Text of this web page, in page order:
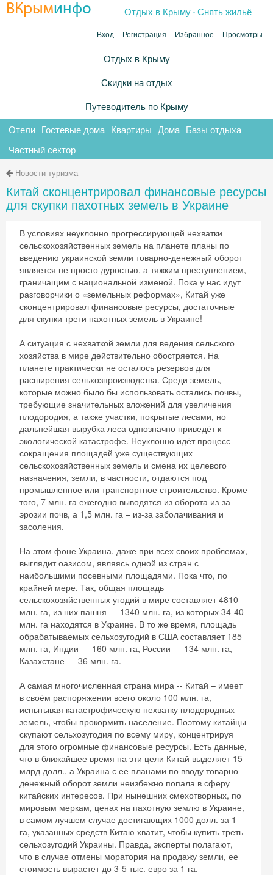
ВКрыминфо Отдых в Крыму .Снять жильё
Вход Регистрация Избранное Просмотры
Отдых в Крыму
Скидки на отдых
Путеводитель по Крыму
Отели Гостевые дома Квартиры Дома Базы отдыха
Частный сектор
Новости туризма
Китай сконцентрировал финансовые ресурсы
для скупки пахотных земель в Украине
В условиях неуклонно прогрессирующей нехватки
сельскохозяйственных земель на планете планы по
введению украинской земли товарно-денежный оборот
является не просто дуростью, а тяжким преступлением,
граничащим с национальной изменой. Пока у нас идут
разговорчики о «земельных реформах», Китай уже
сконцентрировал финансовые ресурсы, достаточные
для скупки трети пахотных земель в Украине!
А ситуация с нехваткой земли для ведения сельского
хозяйства в мире действительно обостряется. На
планете практически не осталось резервов для
расширения сельхозпроизводства. Среди земель,
которые можно было бы использовать остались почвы,
требующие значительных вложений для увеличения
плодородия, а также участки, покрытые лесами, но
дальнейшая вырубка леса однозначно приведёт к
экологической катастрофе. Неуклонно идёт процесс
сокращения площадей уже существующих
сельскохозяйственных земель и смена их целевого
назначения, земли, в частности, отдаются под
промышленное или транспортное строительство. Кроме
того, 7 млн. га ежегодно выводятся из оборота из-за
эрозии почв, а 1,5 млн. га – из-за заболачивания и
засоления.
На этом фоне Украина, даже при всех своих проблемах,
выглядит оазисом, являясь одной из стран с
наибольшими посевными площадями. Пока что, по
крайней мере. Так, общая площадь
сельскохозяйственных угодий в мире составляет 4810
млн. га, из них пашня — 1340 млн. га, из которых 34-40
млн. га находятся в Украине. В то же время, площадь
обрабатываемых сельхозугодий в США составляет 185
млн. га, Индии — 160 млн. га, России — 134 млн. га,
Казахстане — 36 млн. га.
А самая многочисленная страна мира -- Китай – имеет
в своём распоряжении всего около 100 млн. га,
испытывая катастрофическую нехватку плодородных
земель, чтобы прокормить население. Поэтому китайцы
скупают сельхозугодия по всему миру, концентрируя
для этого огромные финансовые ресурсы. Есть данные,
что в ближайшее время на эти цели Китай выделяет 15
млрд долл., а Украина с ее планами по вводу товарно-
денежный оборот земли неизбежно попала в сферу
китайских интересов. При нынешних смехотворных, по
мировым меркам, ценах на пахотную землю в Украине,
в самом лучшем случае достигающих 1000 долл. за 1
га, указанных средств Китаю хватит, чтобы купить треть
сельхозугодий Украины. Правда, эксперты полагают,
что в случае отмены моратория на продажу земли, ее
стоимость вырастет до 3-5 тыс. евро за 1 га.